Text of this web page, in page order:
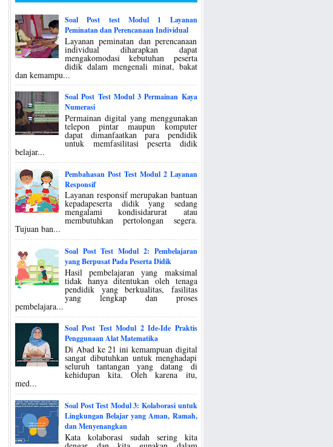
Soal Post test Modul 1 Layanan
Peminatan dan Perencanaan Individual
Layanan peminatan dan perencanaan
individual diharapkan dapat
mengakomodasi kebutuhan peserta
didik dalam mengenali minat, bakat
dan kemampu...
Soal Post Test Modul 3 Permainan Kaya
Numerasi
Permainan digital yang menggunakan
telepon pintar maupun komputer
dapat dimanfaatkan para pendidik
untuk memfasilitasi peserta didik
belajar...
Pembahasan Post Test Modul 2 Layanan
Responsif
Layanan responsif merupakan bantuan
kepadapeserta didik yang sedang
mengalami kondisidarurat atau
membutuhkan pertolongan segera.
Tujuan ban...
Soal Post Test Modul 2: Pembelajaran
yang Berpusat Pada Peserta Didik
Hasil pembelajaran yang maksimal
tidak hanya ditentukan oleh tenaga
pendidik yang berkualitas, fasilitas
yang lengkap dan proses
pembelajara...
Soal Post Test Modul 2 Ide-Ide Praktis
Penggunaan Alat Matematika
Di Abad ke 21 ini kemampuan digital
sangat dibutuhkan untuk menghadapi
seluruh tantangan yang datang di
kehidupan kita. Oleh karena itu,
med...
Soal Post Test Modul 3: Kolaborasi untuk
Lingkungan Belajar yang Aman, Ramah,
dan Menyenangkan
Kata kolaborasi sudah sering kita